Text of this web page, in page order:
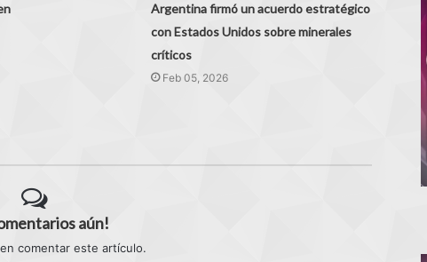
Argentina firmó un acuerdo estratégico
con Estados Unidos sobre minerales
críticos
Feb 05, 2026
aún!
comentar este artículo.